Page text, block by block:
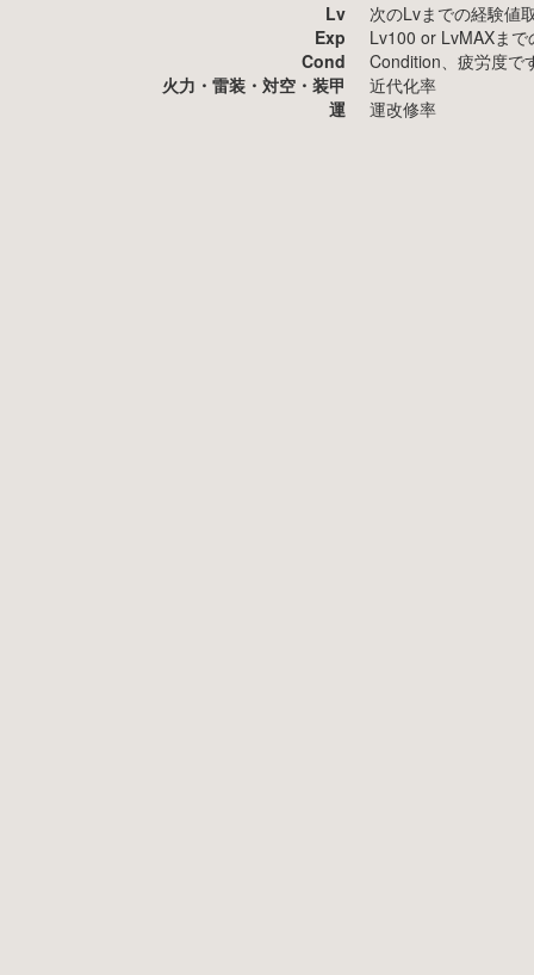
Lv
次のLvまでの経験値
Exp
Lv100 or LvMAXま
Cond
Condition、疲労度で
火力・雷装・対空・装甲
近代化率
運
運改修率